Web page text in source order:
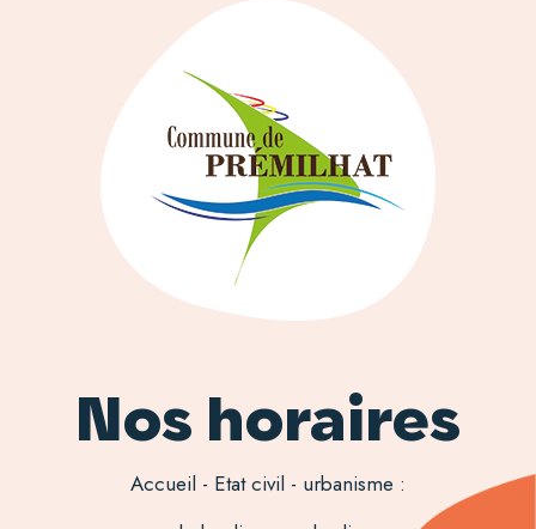
Nos horaires
Accueil - Etat civil - urbanisme :